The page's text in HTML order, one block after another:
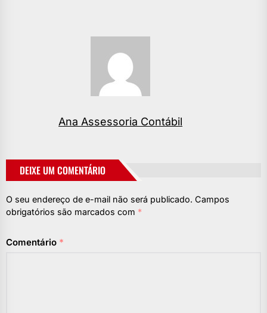
Ana Assessoria Contábil
DEIXE UM COMENTÁRIO
O seu endereço de e-mail não será publicado. Campos
obrigatórios são marcados com *
Comentário *